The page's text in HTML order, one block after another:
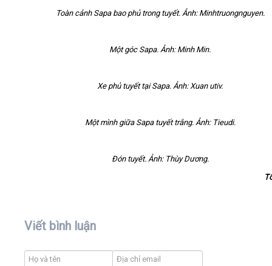
Toàn cảnh Sapa bao phủ trong tuyết. Ảnh: Minhtruongnguyen.
Một góc Sapa. Ảnh: Minh Min.
Xe phủ tuyết tại Sapa. Ảnh: Xuan utiv.
Một mình giữa Sapa tuyết trắng. Ảnh: Tieudi.
Đón tuyết. Ảnh: Thùy Dương.
Viết bình luận